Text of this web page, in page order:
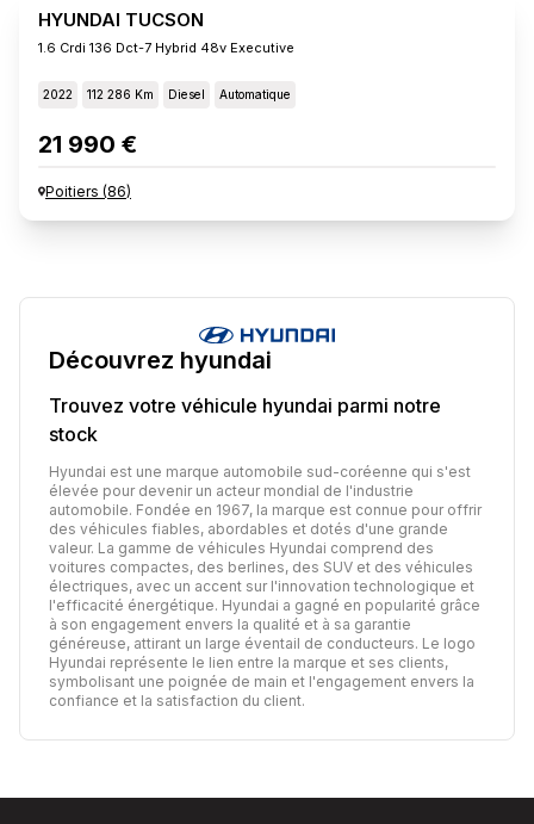
HYUNDAI TUCSON
1.6 Crdi 136 Dct-7 Hybrid 48v Executive
2022 112 286 Km Diesel Automatique
21 990 €
Poitiers (86)
Découvrez hyundai
Trouvez votre véhicule hyundai parmi notre
stock
Hyundai est une marque automobile sud-coréenne qui s'est
élevée pour devenir un acteur mondial de l'industrie
automobile. Fondée en 1967, la marque est connue pour offrir
des véhicules fiables, abordables et dotés d'une grande
valeur. La gamme de véhicules Hyundai comprend des
voitures compactes, des berlines, des SUV et des véhicules
électriques, avec un accent sur l'innovation technologique et
l'efficacité énergétique. Hyundai a gagné en popularité grâce
à son engagement envers la qualité et à sa garantie
généreuse, attirant un large éventail de conducteurs. Le logo
Hyundai représente le lien entre la marque et ses clients,
symbolisant une poignée de main et l'engagement envers la
confiance et la satisfaction du client.